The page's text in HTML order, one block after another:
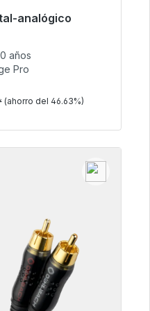
analógico
plazo de entrega
€
años
Pro
(ahorro del 46.63%)